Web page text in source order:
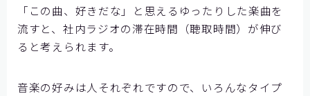
「この曲、好きだな」と思えるゆったりした楽曲を
流すと、社内ラジオの滞在時間（聴取時間）が伸び
ると考えられます。
音楽の好みは人それぞれですので、いろんなタイプ